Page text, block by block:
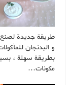
طريقة جديدة
و البدنجان
بطريقة سهلة ،
مكونات…